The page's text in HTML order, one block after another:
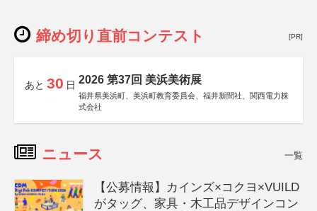
締め切り直前コンテスト [PR]
あと 30 日 2026 第37回 美浜美術展
福井県美浜町、美浜町教育委員会、福井新聞社、関西電力株
式会社
ニュース 一覧
【公募情報】カインズ×コクヨ×VUILD
がタッグ、家具・木工品デザインコン